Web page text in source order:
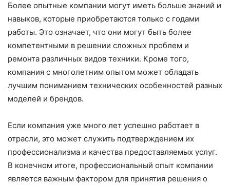
Более опытные компании могут иметь больше знаний и
навыков, которые приобретаются только с годами
работы. Это означает, что они могут быть более
компетентными в решении сложных проблем и
ремонта различных видов техники. Кроме того,
компания с многолетним опытом может обладать
лучшим пониманием технических особенностей разных
моделей и брендов.
Если компания уже много лет успешно работает в
отрасли, это может служить подтверждением их
профессионализма и качества предоставляемых услуг.
В конечном итоге, профессиональный опыт компании
является важным фактором для принятия решения о